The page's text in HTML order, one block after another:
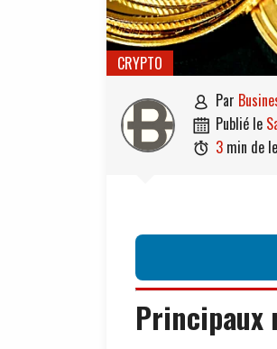
CRYPTO
 par
 publié le
 3 min de
Principaux